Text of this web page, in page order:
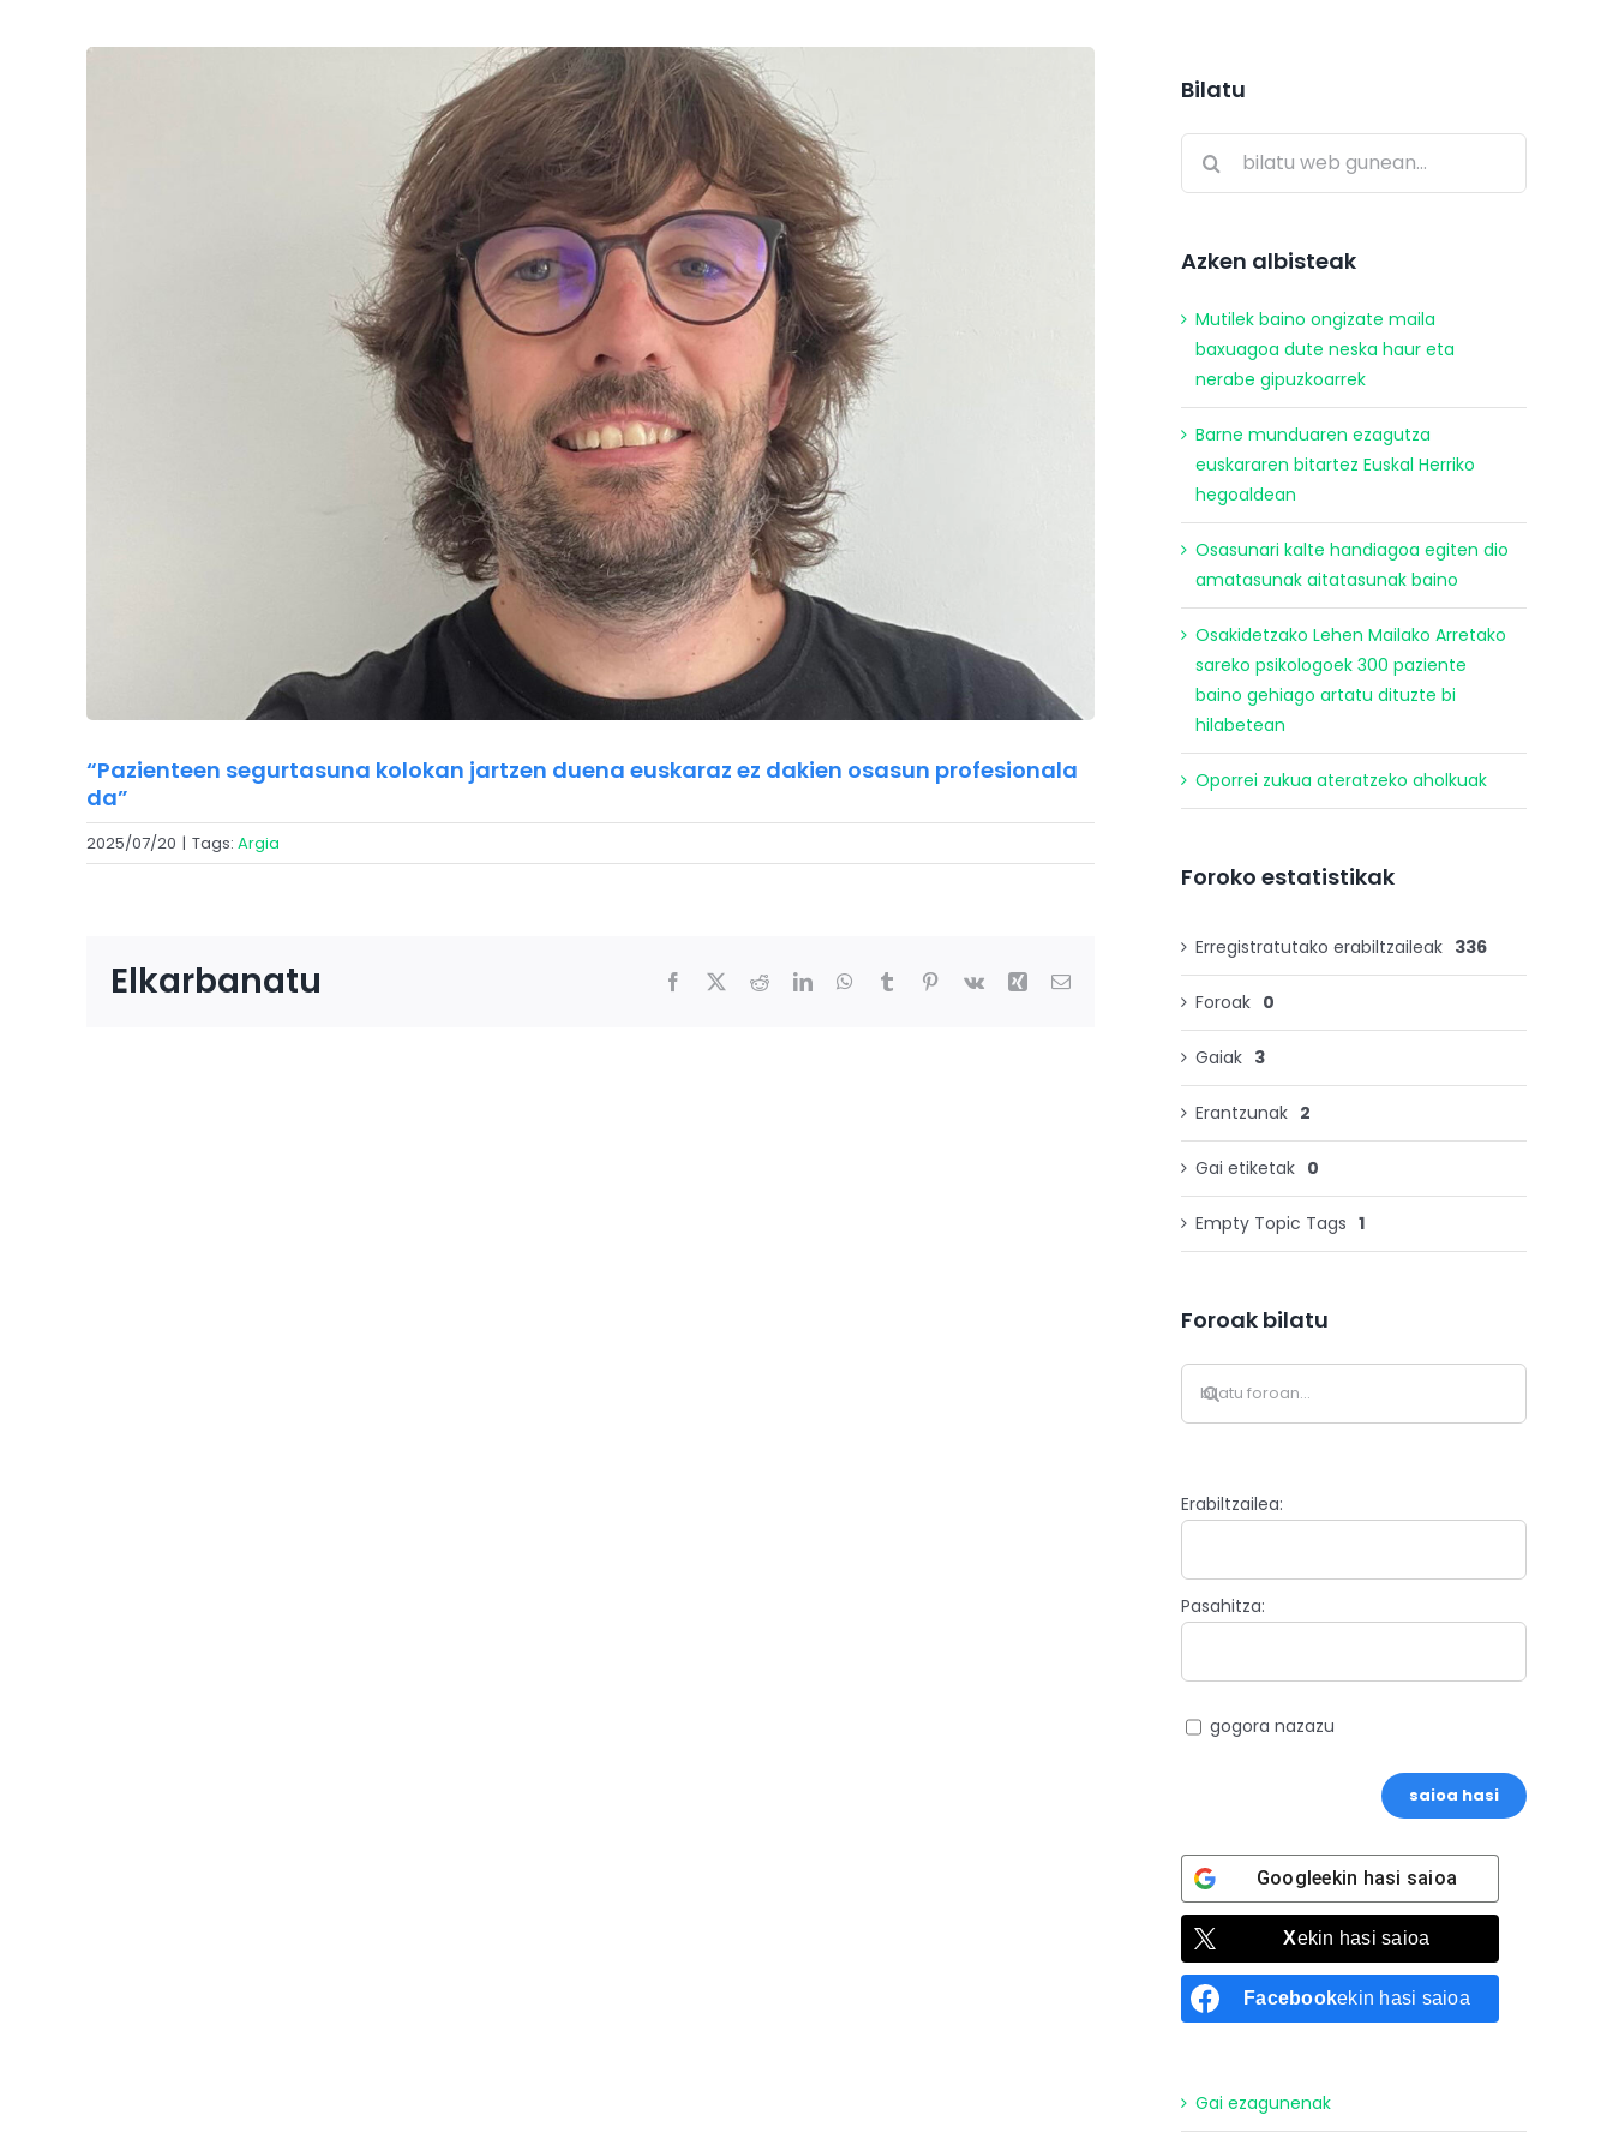
“Pazienteen segurtasuna kolokan jartzen duena euskaraz ez dakien osasun profesionala
da”
2025/07/20 | Tags: Argia
Elkarbanatu Facebook RedditLinkedInWhatsApp
Tumblr Pinterest
Vk Xing E-
Bilatu
for:
Azken albisteak
Mutilek baino ongizate maila
baxuagoa dute neska haur eta
nerabe gipuzkoarrek
Barne munduaren ezagutza
euskararen bitartez Euskal Herriko
hegoaldean
Osasunari kalte handiagoa egiten dio
amatasunak aitatasunak baino
Osakidetzako Lehen Mailako Arretako
sareko psikologoek 300 paziente
baino gehiago artatu dituzte bi
hilabetean
Oporrei zukua ateratzeko aholkuak
Foroko estatistikak
Erregistratutako erabiltzaileak 336
Foroak 0
Gaiak 3
Erantzunak 2
Gai etiketak 0
Empty Topic Tags 1
Foroak bilatu
Erabiltzailea:
Pasahitza:
gogora nazazu
saioa hasi
Googleekin hasi saioa
Xekin hasi saioa
Facebookekin hasi saioa
Gai ezagunenak